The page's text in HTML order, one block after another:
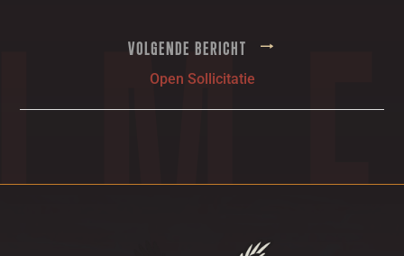
Volgende bericht →
Open Sollicitatie